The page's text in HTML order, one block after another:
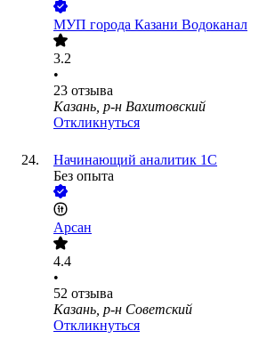
МУП города Казани Водоканал
3.2
•
23 отзыва
Казань, р-н Вахитовский
Откликнуться
Начинающий аналитик 1С
Без опыта
Арсан
4.4
•
52 отзыва
Казань, р-н Советский
Откликнуться